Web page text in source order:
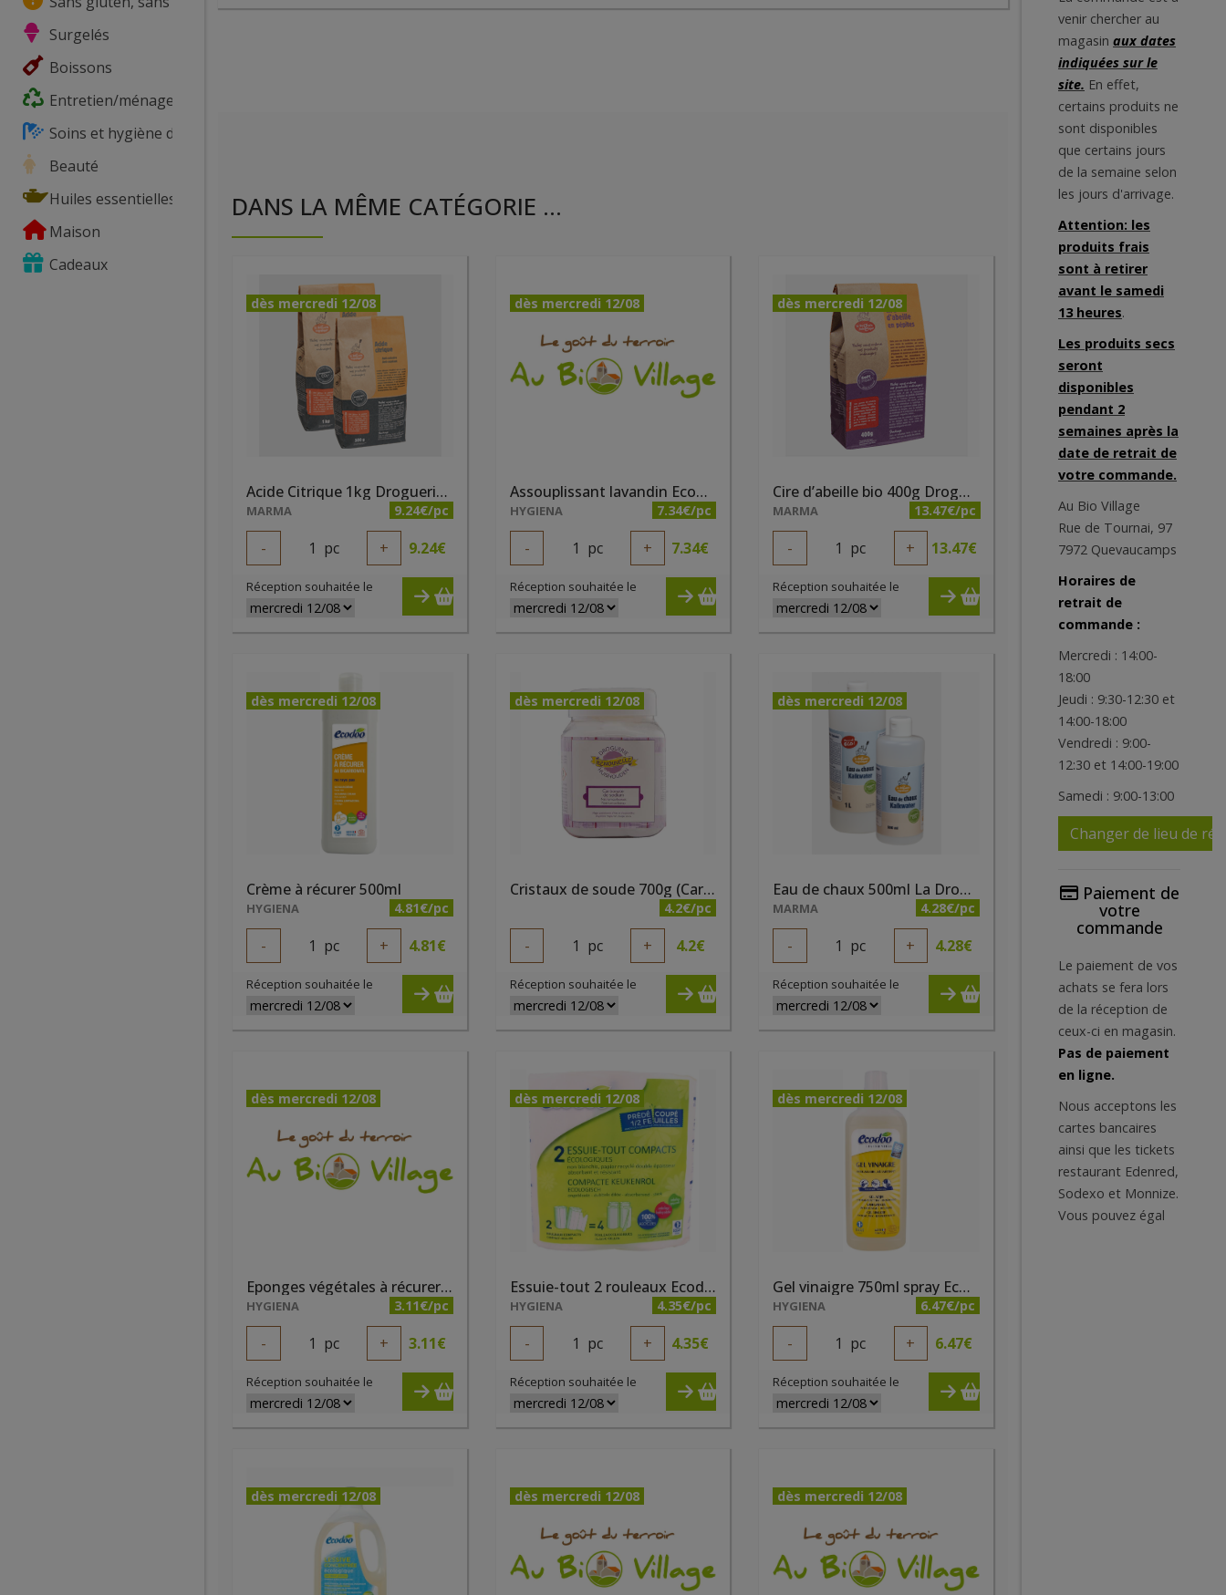
Surgelés
Boissons
Entretien/ménage
Soins et hygiène du corps
Beauté
Huiles essentielles
Maison
Cadeaux
DANS LA MÊME CATÉGORIE ...
dès mercredi 12/08
Acide Citrique 1kg Droguerie Ecologique
MARMA 9.24€/pc
- 1 pc + 9.24€
Réception souhaitée le
dès mercredi 12/08
Assouplissant lavandin Ecodoo 1 litre
HYGIENA 7.34€/pc
- 1 pc + 7.34€
Réception souhaitée le
dès mercredi 12/08
Cire d’abeille bio 400g Droguerie Ecologique
MARMA 13.47€/pc
- 1 pc + 13.47€
Réception souhaitée le
dès mercredi 12/08
Crème à récurer 500ml
HYGIENA 4.81€/pc
- 1 pc + 4.81€
Réception souhaitée le
dès mercredi 12/08
Cristaux de soude 700g (Carbonate de sodium)
4.2€/pc
- 1 pc + 4.2€
Réception souhaitée le
dès mercredi 12/08
Eau de chaux 500ml La Droguerie Ecologique
MARMA 4.28€/pc
- 1 pc + 4.28€
Réception souhaitée le
dès mercredi 12/08
Eponges végétales à récurer x 2 Ecodoo
HYGIENA 3.11€/pc
- 1 pc + 3.11€
Réception souhaitée le
dès mercredi 12/08
Essuie-tout 2 rouleaux Ecodoo
HYGIENA 4.35€/pc
- 1 pc + 4.35€
Réception souhaitée le
dès mercredi 12/08
Gel vinaigre 750ml spray Ecodoo
HYGIENA 6.47€/pc
- 1 pc + 6.47€
Réception souhaitée le
dès mercredi 12/08 dès mercredi 12/08 dès mercredi 12/08
venir chercher au
magasin aux dates
indiquées sur le
site. En effet,
certains produits ne
sont disponibles
que certains jours
de la semaine selon
les jours d'arrivage.
Attention: les
produits frais
sont à retirer
avant le samedi
13 heures.
Les produits secs
seront
disponibles
pendant 2
semaines après la
date de retrait de
votre commande.
Au Bio Village
Rue de Tournai, 97
7972 Quevaucamps
Horaires de
retrait de
commande :
Mercredi : 14:00-
18:00
Jeudi : 9:30-12:30 et
14:00-18:00
Vendredi : 9:00-
12:30 et 14:00-19:00
Samedi : 9:00-13:00
Changer de lieu de
Paiement de
votre
commande
Le paiement de vos
achats se fera lors
de la réception de
ceux-ci en magasin.
Pas de paiement
en ligne.
Nous acceptons les
cartes bancaires
ainsi que les tickets
restaurant Edenred,
Sodexo et Monnize.
Vous pouvez égal